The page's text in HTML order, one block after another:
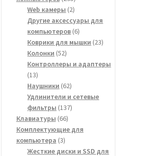
товаров
Web камеры 22
товара
Другие аксессуары для
компьютеров 66
товаров
Коврики для мышки 2323
Колонки 5252
товара
Контроллеры и адаптеры
1313
товаров
Наушники 6262
товара
Удлинители и сетевые
фильтры 137137
Клавиатуры 6666
товаров
Комплектующие для
компьютера 33
товара
Жесткие диски и SSD для